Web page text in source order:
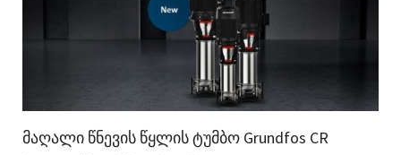
მაღალი წნევის წყლის ტუმბო Grundfos CR